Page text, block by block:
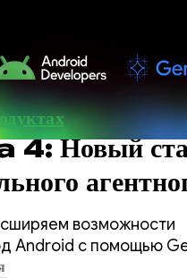
Новый
на Android
возможности
Android с помощью
открытой модели,